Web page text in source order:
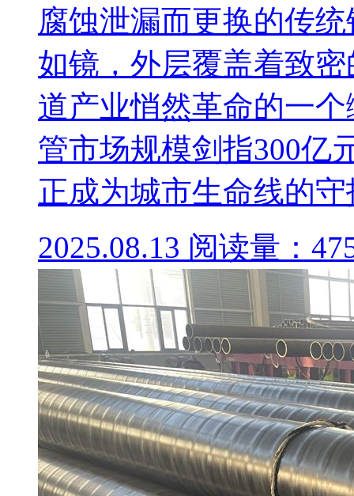
腐蚀泄漏而更换的传
如镜，外层覆盖着致
道产业悄然革命的一
管市场规模剑指300亿
正成为城市生命线的守
2025.08.13 阅读量：